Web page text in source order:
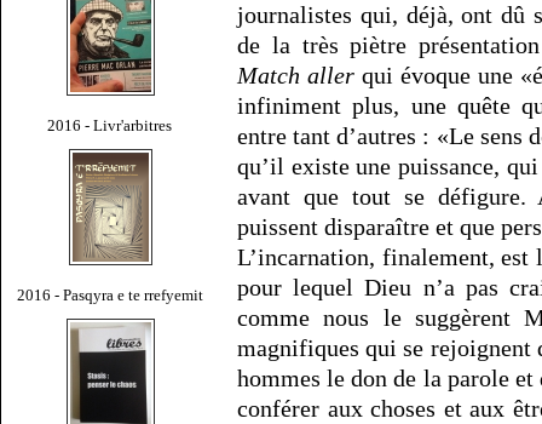
2016 - Livr'arbitres
2016 - Pasqyra e te rrefyemit
journalistes qui, déjà, ont dû
de la très piètre
Match aller qui évoque une
infiniment plus, une quête
entre tant d’autres : «Le sens
qu’il existe une puissance,
avant que tout se
puissent disparaître et que
L’incarnation, finalement,
pour lequel Dieu n’a pas
comme nous le suggèrent
magnifiques qui se rejoignent
hommes le don de la parole
conférer aux choses et aux